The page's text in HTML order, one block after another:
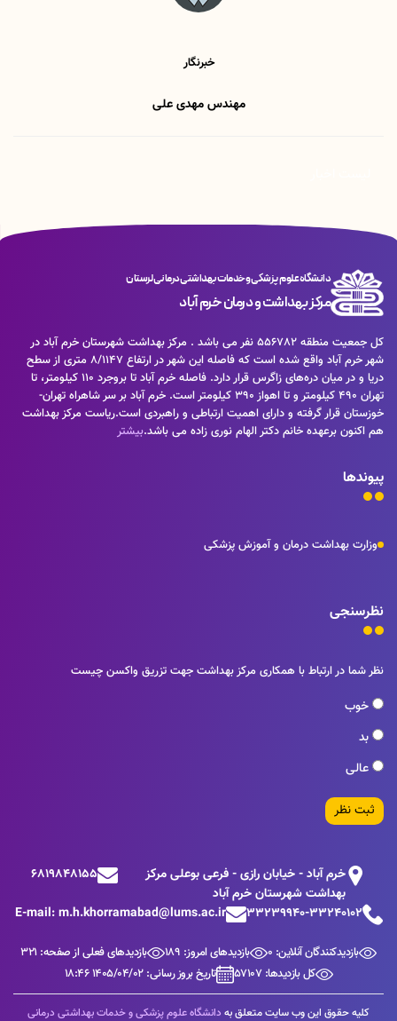
خبرنگار
مهندس مهدی علی
دانشگاه علوم پزشکی و خدمات بهداشتی درمانی لرستان
مرکز بهداشت و درمان خرم آباد
کل جمعیت منطقه 556782 نفر می باشد . مرکز بهداشت شهرستان خرم آباد در
شهر خرم آباد واقع شده است که فاصله این شهر در ارتفاع ۸/۱۱۴۷ متری از سطح
دریا و در میان دره‌های زاگرس قرار دارد. فاصله خرم آباد تا بروجرد ۱۱۰ کیلومتر، تا
تهران ۴۹۰ کیلومتر و تا اهواز ۳۹۰ کیلومتر است. خرم آباد بر سر شاهراه تهران-
خوزستان قرار گرفته و دارای اهمیت ارتباطی و راهبردی است.ریاست مرکز بهداشت
هم اکنون برعهده خانم دکتر الهام نوری زاده می باشد.بیشتر
پیوندها
وزارت بهداشت درمان و آموزش پزشکی
نظرسنجی
نظر شما در ارتباط با همکاری مرکز بهداشت جهت تزریق واکسن چیست
خوب
بد
عالی
ثبت نظر
خرم آباد - خیابان رازی - فرعی بوعلی مرکز
بهداشت شهرستان خرم آباد
6819848155
33239940-33240102
E-mail: m.h.khorramabad@lums.ac.ir
بازدیدکنندگان آنلاین: 0 بازدیدهای امروز: 189
بازدیدهای فعلی از صفحه: 321
کل بازدیدها: 57107
تاریخ بروز رسانی: 1405/04/02 18:46
کلیه حقوق این وب سایت متعلق به دانشگاه علوم پزشکی و خدمات بهداشتی درمانی